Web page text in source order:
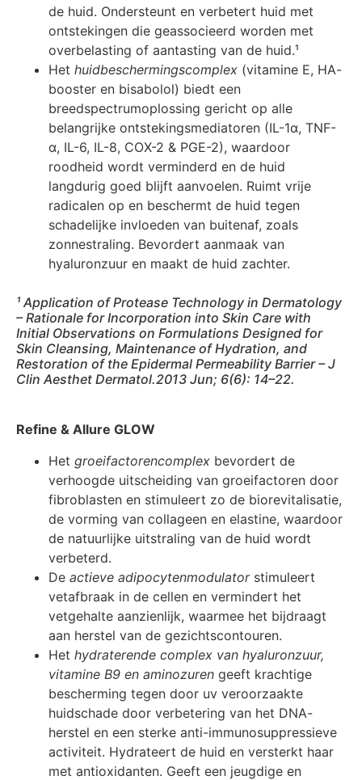
de huid. Ondersteunt en verbetert huid met
ontstekingen die geassocieerd worden met
overbelasting of aantasting van de huid.¹
Het huidbeschermingscomplex (vitamine E, HA-
booster en bisabolol) biedt een
breedspectrumoplossing gericht op alle
belangrijke ontstekingsmediatoren (IL-1α, TNF-
α, IL-6, IL-8, COX-2 & PGE-2), waardoor
roodheid wordt verminderd en de huid
langdurig goed blijft aanvoelen. Ruimt vrije
radicalen op en beschermt de huid tegen
schadelijke invloeden van buitenaf, zoals
zonnestraling. Bevordert aanmaak van
hyaluronzuur en maakt de huid zachter.
¹ Application of Protease Technology in Dermatology
– Rationale for Incorporation into Skin Care with
Initial Observations on Formulations Designed for
Skin Cleansing, Maintenance of Hydration, and
Restoration of the Epidermal Permeability Barrier – J
Clin Aesthet Dermatol.2013 Jun; 6(6): 14–22.
Refine & Allure GLOW
Het groeifactorencomplex bevordert de
verhoogde uitscheiding van groeifactoren door
fibroblasten en stimuleert zo de biorevitalisatie,
de vorming van collageen en elastine, waardoor
de natuurlijke uitstraling van de huid wordt
verbeterd.
De actieve adipocytenmodulatorstimuleert
vetafbraak in de cellen en vermindert het
vetgehalte aanzienlijk, waarmee het bijdraagt
aan herstel van de gezichtscontouren.
Het hydraterende complex van hyaluronzuur,
vitamine B9 en aminozuren geeft krachtige
bescherming tegen door uv veroorzaakte
huidschade door verbetering van het DNA-
herstel en een sterke anti-immunosuppressieve
activiteit. Hydrateert de huid en versterkt haar
met antioxidanten. Geeft een jeugdige en